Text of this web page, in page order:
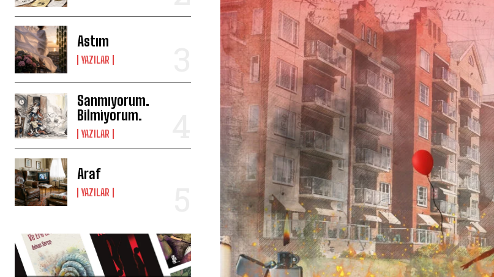
Astım
YAZILAR
Sanmıyorum.
Bilmiyorum.
YAZILAR
Araf
YAZILAR